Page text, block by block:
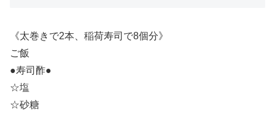
《太巻きで2本、稲荷寿司で8個分》
ご飯
●寿司酢●
☆塩
☆砂糖